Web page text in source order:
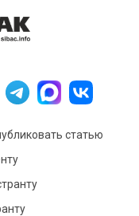
статью